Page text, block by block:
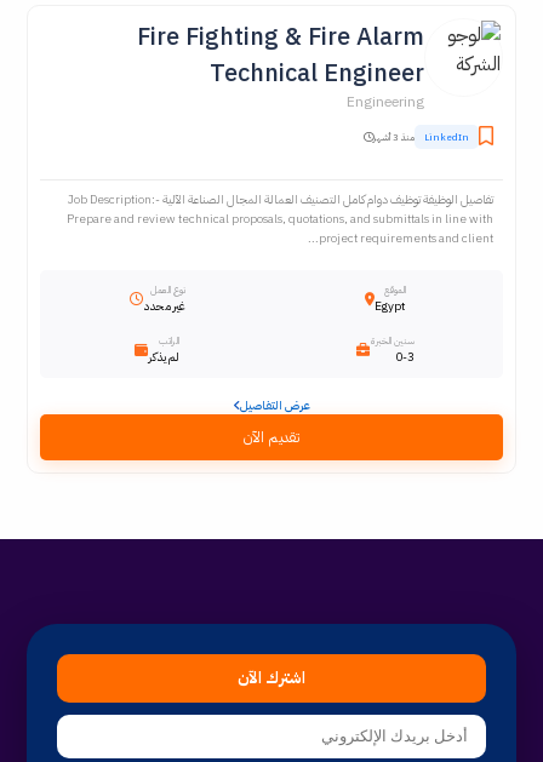
Fire Fighting & Fire Alarm
Technical Engineer
Engineering
LinkedIn منذ 3 أشهر
تفاصيل الوظيفة توظيف دوام كامل التصنيف العمالة المجال الصناعة الآلية Job Description:-
Prepare and review technical proposals, quotations, and submittals in line with
project requirements and client...
الموقع
Egypt
نوع العمل
غير محدد
سنين الخبرة
0-3
الراتب
لم يذكر
عرض التفاصيل
تقديم الآن
اشترك الآن